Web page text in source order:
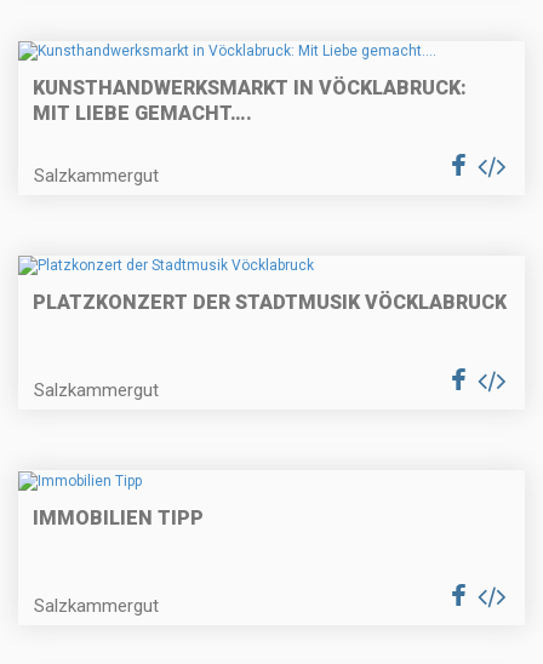
KUNSTHANDWERKSMARKT IN VÖCKLABRUCK:
MIT LIEBE GEMACHT….
Salzkammergut
PLATZKONZERT DER STADTMUSIK VÖCKLABRUCK
Salzkammergut
IMMOBILIEN TIPP
Salzkammergut